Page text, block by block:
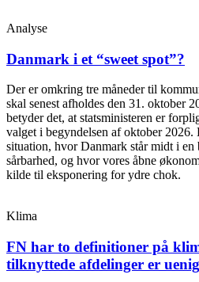
Analyse
Danmark i et “sweet spot”?
Der er omkring tre måneder til
skal senest afholdes den 31. oktober
betyder det, at statsministeren er
valget i begyndelsen af oktober 2026.
situation, hvor Danmark står midt i en
sårbarhed, og hvor vores åbne
kilde til eksponering for ydre chok.
Klima
FN har to definitioner på
tilknyttede afdelinger er